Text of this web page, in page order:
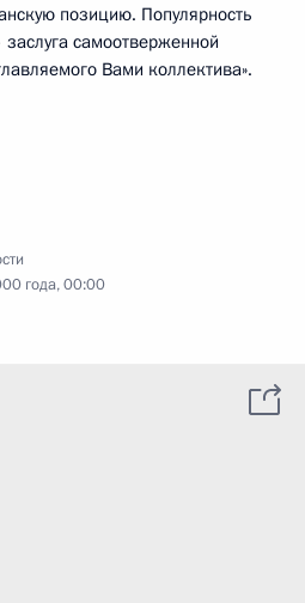
позицию. Популярность
самоотверженной
Вами коллектива».
года, 00:00